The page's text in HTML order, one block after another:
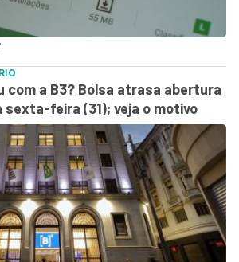
com a B3? Bolsa atrasa abertura
feira (31); veja o motivo